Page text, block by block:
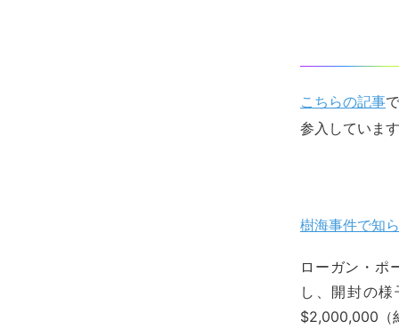
こちらの記事
参入しています
樹海事件で知
ローガン・ポ
し、開封の
$2,000,000（